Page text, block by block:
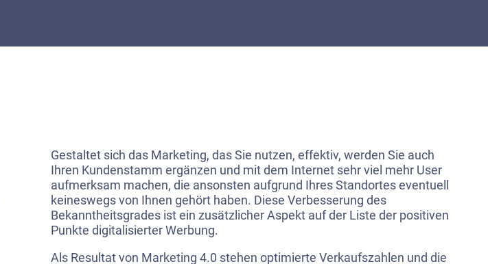
Gestaltet sich das Marketing, das Sie nutzen, effektiv, werden Sie auch
Ihren Kundenstamm ergänzen und mit dem Internet sehr viel mehr User
aufmerksam machen, die ansonsten aufgrund Ihres Standortes eventuell
keineswegs von Ihnen gehört haben. Diese Verbesserung des
Bekanntheitsgrades ist ein zusätzlicher Aspekt auf der Liste der positiven
Punkte digitalisierter Werbung.
Als Resultat von Marketing 4.0 stehen optimierte Verkaufszahlen und die